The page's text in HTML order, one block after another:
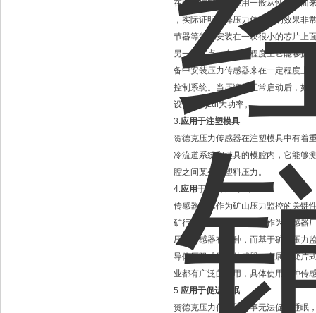
在安全控制领域应用一般从性能方面
，实际证明选择压力传感器的效果非
节器等装置安装在一块很小的芯片上
另一大优点。在一定程度上它能够提
备中安装压力传感器来在一定程度上
控制系统。当压缩机正常启动后，如
设备达到zui大功率。
3.应用于注塑模具
贺德克压力传感器在注塑模具中有着
冷流道系统和模具的模腔内，它能够
腔之间某处的塑料压力。
4.应用于监测矿山压力
传感器技术作为矿山压力监控的关键
矿行业服务；另一方面，作为传感器
压力传感器有多种，而基于矿山压力
导体压阻式压力传感器、金属应变片
业都有广泛的应用，具体使用哪种传
5.应用于促进睡眠
贺德克压力传感器本事无法促进睡眠